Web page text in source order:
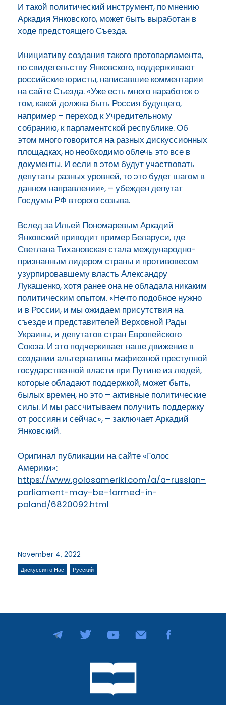
И такой политический инструмент, по мнению
Аркадия Янковского, может быть выработан в
ходе предстоящего Съезда.
Инициативу создания такого протопарламента,
по свидетельству Янковского, поддерживают
российские юристы, написавшие комментарии
на сайте Съезда. «Уже есть много наработок о
том, какой должна быть Россия будущего,
например – переход к Учредительному
собранию, к парламентской республике. Об
этом много говорится на разных дискуссионных
площадках, но необходимо облечь это все в
документы. И если в этом будут участвовать
депутаты разных уровней, то это будет шагом в
данном направлении», – убежден депутат
Госдумы РФ второго созыва.
Вслед за Ильей Пономаревым Аркадий
Янковский приводит пример Беларуси, где
Светлана Тихановская стала международно-
признанным лидером страны и противовесом
узурпировавшему власть Александру
Лукашенко, хотя ранее она не обладала никаким
политическим опытом. «Нечто подобное нужно
и в России, и мы ожидаем присутствия на
съезде и представителей Верховной Рады
Украины, и депутатов стран Европейского
Союза. И это подчеркивает наше движение в
создании альтернативы мафиозной преступной
государственной власти при Путине из людей,
которые обладают поддержкой, может быть,
былых времен, но это – активные политические
силы. И мы рассчитываем получить поддержку
от россиян и сейчас», – заключает Аркадий
Янковский.
Оригинал публикации на сайте «Голос
Америки»:
https://www.golosameriki.com/a/a-russian-
parliament-may-be-formed-in-
poland/6820092.html
November 4, 2022
Дискуссия о Нас Русский